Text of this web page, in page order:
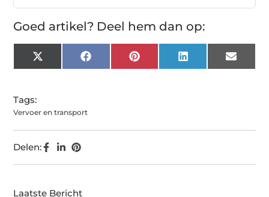
Goed artikel? Deel hem dan op:
X
(Twitter)
FacebookPinterest LinkedIn Email
Tags:
Vervoer en transport
Delen:
Laatste Bericht